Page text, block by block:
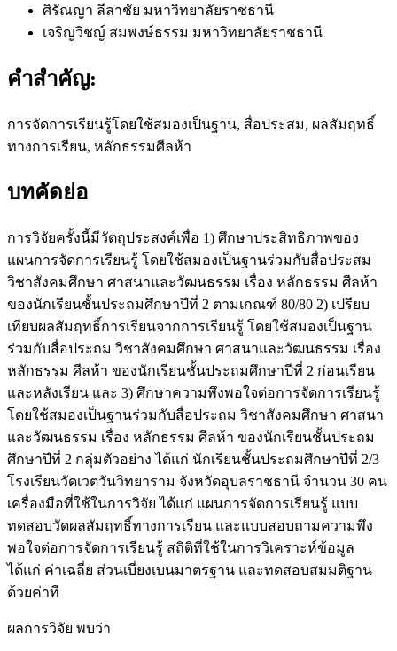
ศิรัณญา ลีลาชัย มหาวิทยาลัยราชธานี
เจริญวิชญ์ สมพงษ์ธรรม มหาวิทยาลัยราชธานี
คำสำคัญ:
การจัดการเรียนรู้โดยใช้สมองเป็นฐาน, สื่อประสม, ผลสัมฤทธิ์
ทางการเรียน, หลักธรรมศีลห้า
บทคัดย่อ
การวิจัยครั้งนี้มีวัตถุประสงค์เพื่อ 1) ศึกษาประสิทธิภาพของ
แผนการจัดการเรียนรู้ โดยใช้สมองเป็นฐานร่วมกับสื่อประสม
วิชาสังคมศึกษา ศาสนาและวัฒนธรรม เรื่อง หลักธรรม ศีลห้า
ของนักเรียนชั้นประถมศึกษาปีที่ 2 ตามเกณฑ์ 80/80 2) เปรียบ
เทียบผลสัมฤทธิ์การเรียนจากการเรียนรู้ โดยใช้สมองเป็นฐาน
ร่วมกับสื่อประถม วิชาสังคมศึกษา ศาสนาและวัฒนธรรม เรื่อง
หลักธรรม ศีลห้า ของนักเรียนชั้นประถมศึกษาปีที่ 2 ก่อนเรียน
และหลังเรียน และ 3) ศึกษาความพึงพอใจต่อการจัดการเรียนรู้
โดยใช้สมองเป็นฐานร่วมกับสื่อประถม วิชาสังคมศึกษา ศาสนา
และวัฒนธรรม เรื่อง หลักธรรม ศีลห้า ของนักเรียนชั้นประถม
ศึกษาปีที่ 2 กลุ่มตัวอย่าง ได้แก่ นักเรียนชั้นประถมศึกษาปีที่ 2/3
โรงเรียนวัดเวตวันวิทยาราม จังหวัดอุบลราชธานี จำนวน 30 คน
เครื่องมือที่ใช้ในการวิจัย ได้แก่ แผนการจัดการเรียนรู้ แบบ
ทดสอบวัดผลสัมฤทธิ์ทางการเรียน และแบบสอบถามความพึง
พอใจต่อการจัดการเรียนรู้ สถิติที่ใช้ในการวิเคราะห์ข้อมูล
ได้แก่ ค่าเฉลี่ย ส่วนเบี่ยงเบนมาตรฐาน และทดสอบสมมติฐาน
ด้วยค่าที
ผลการวิจัย พบว่า